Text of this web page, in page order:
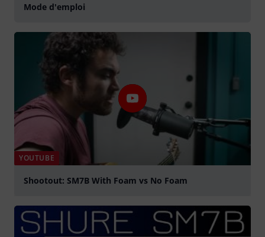
Mode d'emploi
YOUTUBE
Shootout: SM7B With Foam vs No Foam